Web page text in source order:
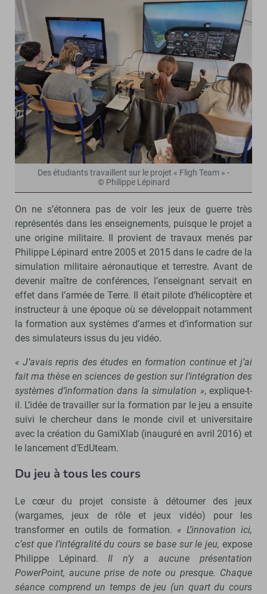
Des étudiants travaillent sur le projet « Fligh Team » -
© Philippe Lépinard
On ne s’étonnera pas de voir les jeux de guerre très
représentés dans les enseignements, puisque le projet a
une origine militaire. Il provient de travaux menés par
Philippe Lépinard entre 2005 et 2015 dans le cadre de la
simulation militaire aéronautique et terrestre. Avant de
devenir maître de conférences, l’enseignant servait en
effet dans l’armée de Terre. Il était pilote d’hélicoptère et
instructeur à une époque où se développait notamment
la formation aux systèmes d’armes et d’information sur
des simulateurs issus du jeu vidéo.
« J’avais repris des études en formation continue et j’ai
fait ma thèse en sciences de gestion sur l’intégration des
systèmes d’information dans la simulation », explique-t-
il. L’idée de travailler sur la formation par le jeu a ensuite
suivi le chercheur dans le monde civil et universitaire
avec la création du GamiXlab (inauguré en avril 2016) et
le lancement d’EdUteam.
Du jeu à tous les cours
Le cœur du projet consiste à détourner des jeux
(wargames, jeux de rôle et jeux vidéo) pour les
transformer en outils de formation. « L’innovation ici,
c’est que l’intégralité du cours se base sur le jeu, expose
Philippe Lépinard. Il n’y a aucune présentation
PowerPoint, aucune prise de note ou presque. Chaque
séance comprend un temps de jeu (un quart du cours